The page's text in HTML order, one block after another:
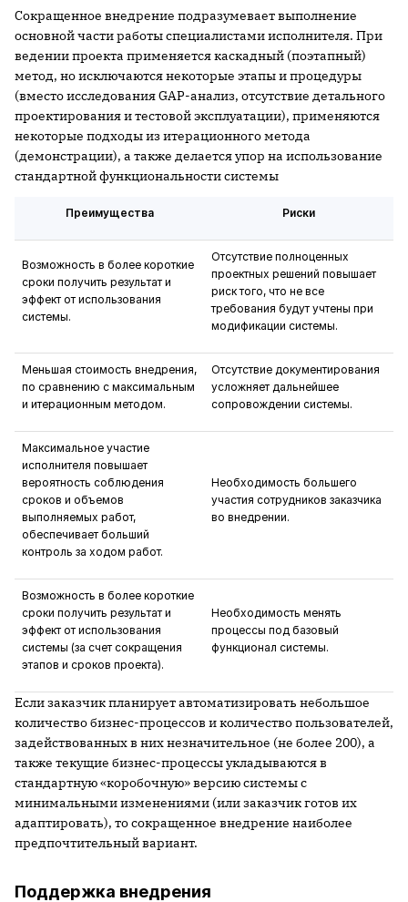
Сокращенное внедрение подразумевает выполнение
основной части работы специалистами исполнителя. При
ведении проекта применяется каскадный (поэтапный)
метод, но исключаются некоторые этапы и процедуры
(вместо исследования GAP-анализ, отсутствие детального
проектирования и тестовой эксплуатации), применяются
некоторые подходы из итерационного метода
(демонстрации), а также делается упор на использование
стандартной функциональности системы
Преимущества Риски
Возможность в более короткие
сроки получить результат и
эффект от использования
системы.
Отсутствие полноценных
проектных решений повышает
риск того, что не все
требования будут учтены при
модификации системы.
Меньшая стоимость внедрения,
по сравнению с максимальным
и итерационным методом.
Отсутствие документирования
усложняет дальнейшее
сопровождении системы.
Максимальное участие
исполнителя повышает
вероятность соблюдения
сроков и объемов
выполняемых работ,
обеспечивает больший
контроль за ходом работ.
Необходимость большего
участия сотрудников заказчика
во внедрении.
Возможность в более короткие
сроки получить результат и
эффект от использования
системы (за счет сокращения
этапов и сроков проекта).
Необходимость менять
процессы под базовый
функционал системы.
Если заказчик планирует автоматизировать небольшое
количество бизнес-процессов и количество пользователей,
задействованных в них незначительное (не более 200), а
также текущие бизнес-процессы укладываются в
стандартную «коробочную» версию системы с
минимальными изменениями (или заказчик готов их
адаптировать), то сокращенное внедрение наиболее
предпочтительный вариант.
Поддержка внедрения